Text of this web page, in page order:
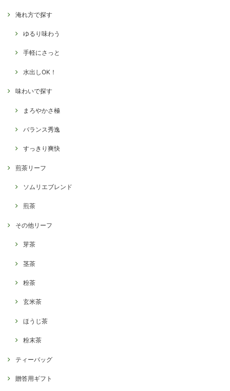
淹れ方で探す
ゆるり味わう
手軽にさっと
水出しOK！
味わいで探す
まろやかさ極
バランス秀逸
すっきり爽快
煎茶リーフ
ソムリエブレンド
煎茶
その他リーフ
芽茶
茎茶
粉茶
玄米茶
ほうじ茶
粉末茶
ティーバッグ
贈答用ギフト